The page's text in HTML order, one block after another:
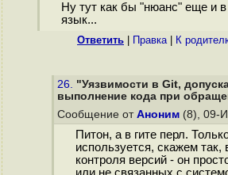
Ну тут как бы "нюанс" еще и
язык...
Ответить Правка| К
26. "Уязвимости в Git,
выполнение кода при
Сообщение от Аноним (8), 09-
Питон, а в гите перл.
используется, скажем так,
контроля версий - он